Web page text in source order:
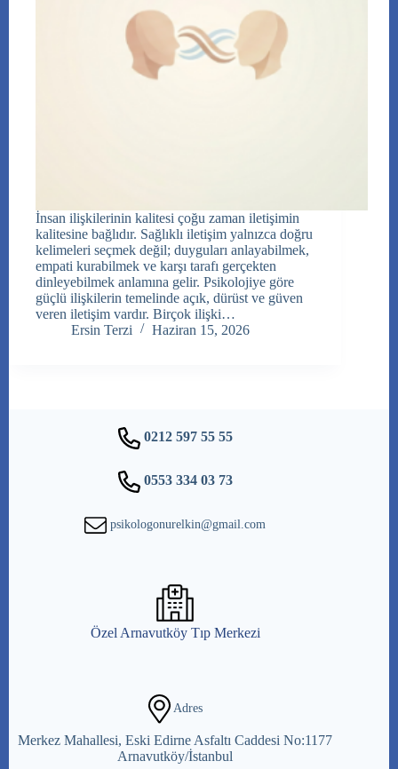
İnsan ilişkilerinin kalitesi çoğu zaman iletişimin
kalitesine bağlıdır. Sağlıklı iletişim yalnızca doğru
kelimeleri seçmek değil; duyguları anlayabilmek,
empati kurabilmek ve karşı tarafı gerçekten
dinleyebilmek anlamına gelir. Psikolojiye göre
güçlü ilişkilerin temelinde açık, dürüst ve güven
veren iletişim vardır. Birçok ilişki…
Ersin Terzi
Haziran 15, 2026
0212 597 55 55
0553 334 03 73
psikologonurelkin@gmail.com
Özel Arnavutköy Tıp Merkezi
Adres
Merkez Mahallesi, Eski Edirne Asfaltı Caddesi No:1177
Arnavutköy/İstanbul